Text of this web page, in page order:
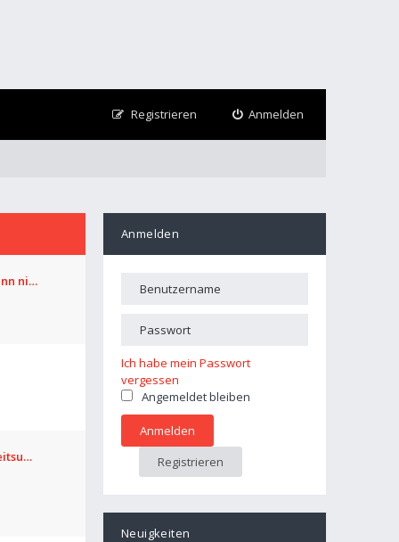
Anmelden
Registrieren
Anmelden
Ich habe mein Passwort
vergessen
Angemeldet bleiben
Registrieren
Neuigkeiten
ni…